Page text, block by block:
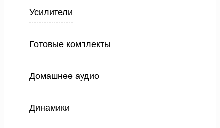
Усилители
Готовые комплекты
Домашнее аудио
Динамики